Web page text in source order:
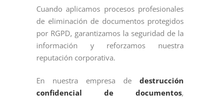
Cuando aplicamos procesos profesionales
de eliminación de documentos protegidos
por RGPD, garantizamos la seguridad de la
información y reforzamos nuestra
reputación corporativa.
En nuestra empresa de destrucción
confidencial de documentos,